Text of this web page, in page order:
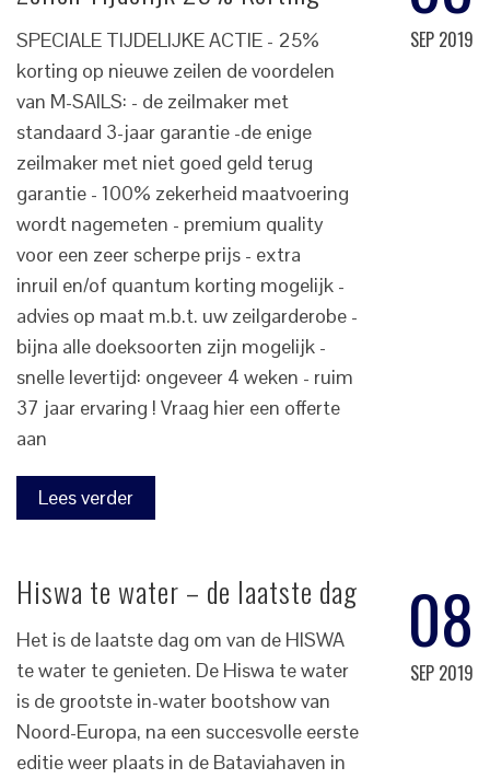
SEP 2019
SPECIALE TIJDELIJKE ACTIE - 25%
korting op nieuwe zeilen de voordelen
van M-SAILS: - de zeilmaker met
standaard 3-jaar garantie -de enige
zeilmaker met niet goed geld terug
garantie - 100% zekerheid maatvoering
wordt nagemeten - premium quality
voor een zeer scherpe prijs - extra
inruil en/of quantum korting mogelijk -
advies op maat m.b.t. uw zeilgarderobe -
bijna alle doeksoorten zijn mogelijk -
snelle levertijd: ongeveer 4 weken - ruim
37 jaar ervaring ! Vraag hier een offerte
aan
Lees verder
08
SEP 2019
Hiswa te water – de laatste dag
Het is de laatste dag om van de HISWA
te water te genieten. De Hiswa te water
is de grootste in-water bootshow van
Noord-Europa, na een succesvolle eerste
editie weer plaats in de Bataviahaven in